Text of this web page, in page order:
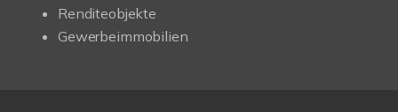
Renditeobjekte
Gewerbeimmobilien